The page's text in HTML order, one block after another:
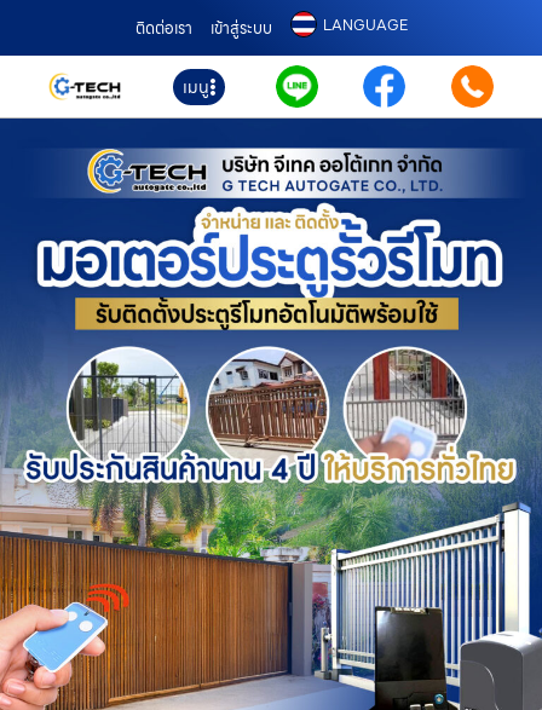
ติดต่อเรา เข้าสู่ระบบ LANGUAGE
เมนู